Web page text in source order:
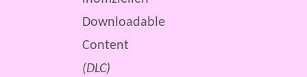
Downloadable
Content
(DLC)